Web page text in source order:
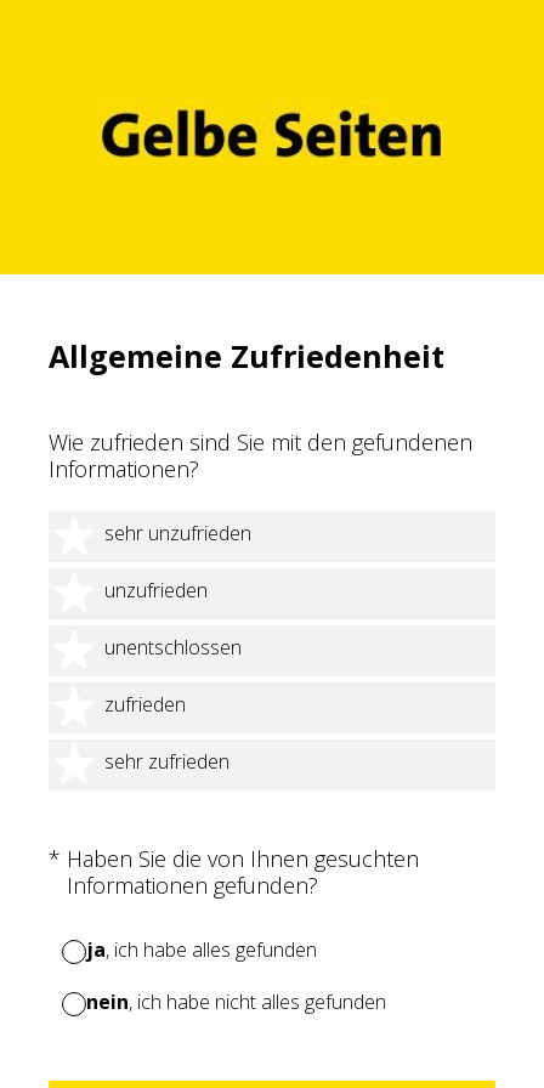
Allgemeine Zufriedenheit
Wie zufrieden sind Sie mit den gefundenen
Informationen?
sehr unzufrieden
1 Stern
unzufrieden
2 Sterne
unentschlossen
3 Sterne
zufrieden
4 Sterne
sehr zufrieden
5 Sterne
* Haben Sie die von Ihnen gesuchten
Informationen gefunden?
(Erforderlich.)
ja, ich habe alles gefunden
nein, ich habe nicht alles gefunden